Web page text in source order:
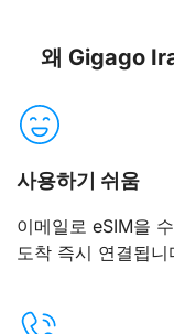
왜 Gigago
사용하기 쉬움
이메일로 eSIM을
도착 즉시 연결됩니